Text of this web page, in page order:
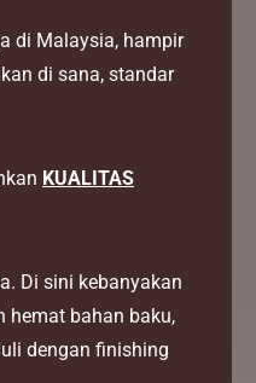
di Malaysia, hampir
di sana, standar
KUALITAS
Di sini kebanyakan
hemat bahan baku,
dengan finishing